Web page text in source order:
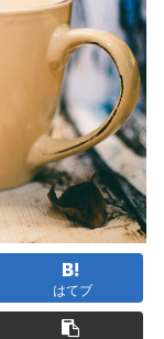
はてブ